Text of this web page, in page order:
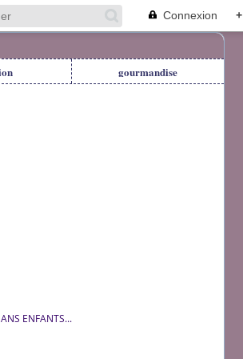
Connexion +
gourmandise
ENFANTS...